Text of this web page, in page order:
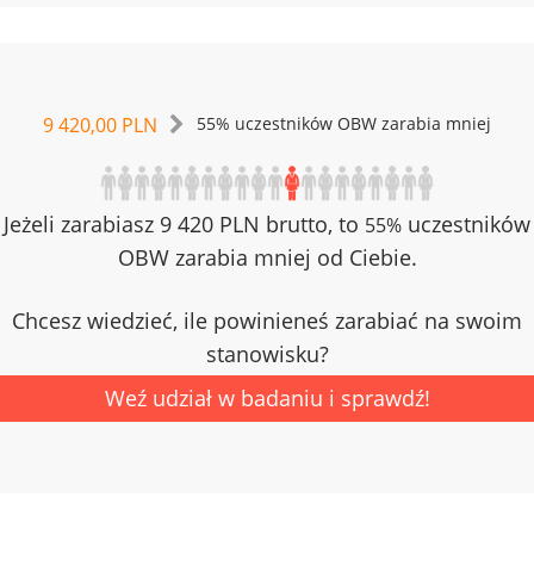
9 420,00 PLN 55% uczestników OBW zarabia mniej
Jeżeli zarabiasz 9 420 PLN brutto, to 55% uczestników
OBW zarabia mniej od Ciebie.
Chcesz wiedzieć, ile powinieneś zarabiać na swoim
stanowisku?
Weź udział w badaniu i sprawdź!